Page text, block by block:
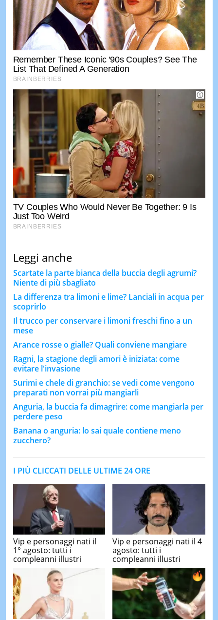
Leggi anche
Scartate la parte bianca della buccia degli agrumi?
Niente di più sbagliato
La differenza tra limoni e lime? Lanciali in acqua per
scoprirlo
Il trucco per conservare i limoni freschi fino a un
mese
Arance rosse o gialle? Quali conviene mangiare
Ragni, la stagione degli amori è iniziata: come
evitare l'invasione
Surimi e chele di granchio: se vedi come vengono
preparati non vorrai più mangiarli
Anguria, la buccia fa dimagrire: come mangiarla per
perdere peso
Banana o anguria: lo sai quale contiene meno
zucchero?
I PIÙ CLICCATI DELLE ULTIME 24 ORE
Vip e personaggi nati il
1° agosto: tutti i
compleanni illustri
Vip e personaggi nati il 4
agosto: tutti i
compleanni illustri